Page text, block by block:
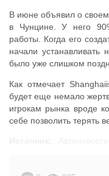
В июне объявил о своем
в Чунцине. У него
работы. Когда его
начали устанавливать
было уже слишком
Как отмечает
будет еще немало
игрокам рынка вроде
себе позволить терять